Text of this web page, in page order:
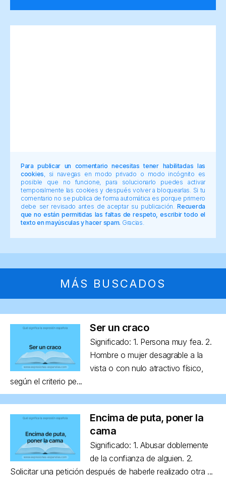
Para publicar un comentario necesitas tener habilitadas las
cookies , si navegas en modo privado o modo incógnito es
posible que no funcione, para solucionarlo puedes activar
temporalmente las cookies y después volver a bloquearlas. Si tu
comentario no se publica de forma automática es porque primero
debe ser revisado antes de aceptar su publicación.Recuerda
que no están permitidas las faltas de respeto, escribir todo el
texto en mayúsculas y hacer spam. Gracias.
MÁS BUSCADOS
Ser un craco
Significado: 1. Persona muy fea. 2.
Hombre o mujer desagrable a la
vista o con nulo atractivo físico,
según el criterio pe...
Encima de puta, poner la
cama
Significado: 1. Abusar doblemente
de la confianza de alguien. 2.
Solicitar una petición después de haberle realizado otra ...